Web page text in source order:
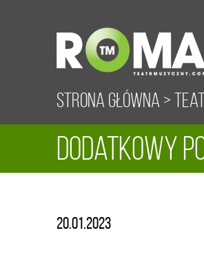
Strona główna >
Dodatkowy
20.01.2023